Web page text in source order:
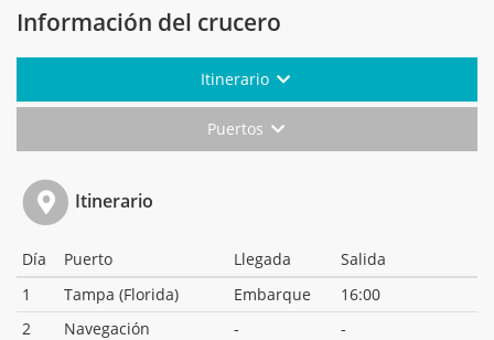
Información del crucero
Itinerario
Puertos
Itinerario
Día Puerto Llegada
Salida
1
Tampa (Florida) Embarque
16:00
2
Navegación -
-